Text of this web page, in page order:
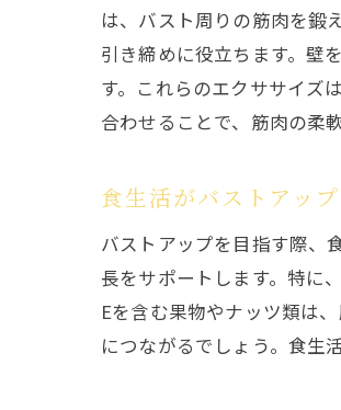
は、バスト周りの筋肉を鍛
引き締めに役立ちます。壁
す。これらのエクササイズ
合わせることで、筋肉の柔
食生活がバストアッ
バストアップを目指す際、
長をサポートします。特に
Eを含む果物やナッツ類は
につながるでしょう。食生